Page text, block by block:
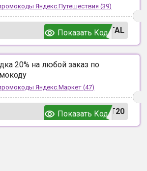
Яндекс.Путешествия (39)
TAL
Показать Код
20% на любой заказ по
Яндекс.Маркет (47)
T20
Показать Код